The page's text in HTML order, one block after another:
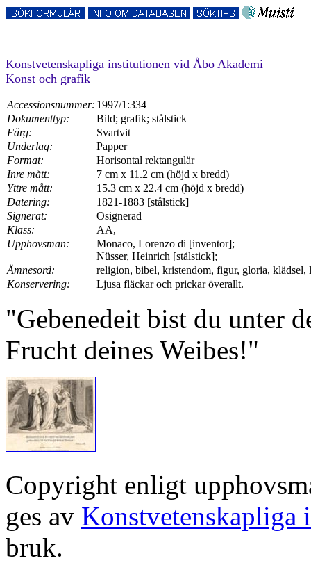
Konstvetenskapliga institutionen vid Åbo Akademi
Konst och grafik
Accessionsnummer: 1997/1:334
Dokumenttyp:
Bild; grafik; stålstick
Färg:
Svartvit
Underlag:
Papper
Format:
Horisontal rektangulär
Inre mått:
7 cm x 11.2 cm (höjd x bredd)
Yttre mått:
15.3 cm x 22.4 cm (höjd x bredd)
Datering:
1821-1883 [stålstick]
Signerat:
Osignerad
Klass:
AA,
Upphovsman:
Monaco, Lorenzo di [inventor];
Nüsser, Heinrich [stålstick];
Ämnesord:
religion, bibel, kristendom, figur, gloria, klädsel,
Konservering:
Ljusa fläckar och prickar överallt.
"Gebenedeit bist du unter
Frucht deines Weibes!"
Copyright enligt
ges av Konstvetenskapliga
bruk.